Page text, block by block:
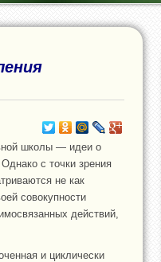
школы — идеи о
с точки зрения
не как
совокупности
действий,
и циклически